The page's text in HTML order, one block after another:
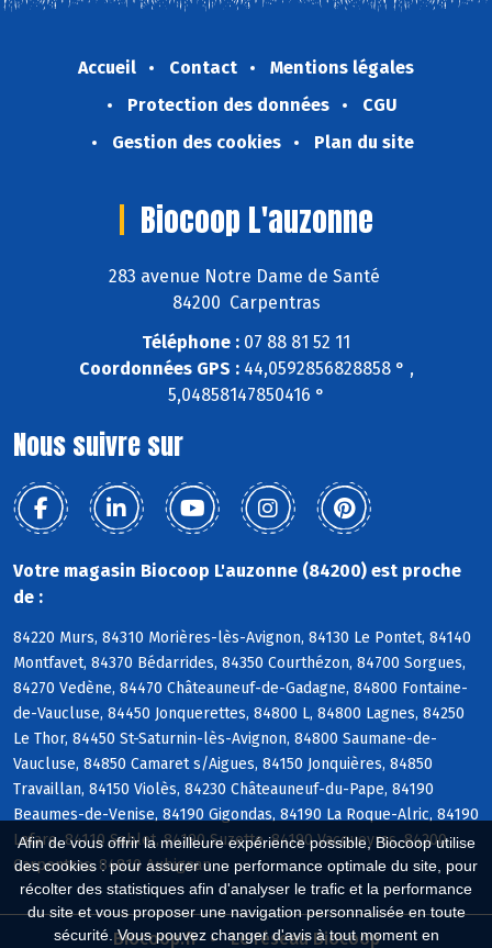
Afin de vous offrir la meilleure expérience possible, Biocoop utilise
des cookies : pour assurer une performance optimale du site, pour
récolter des statistiques afin d'analyser le trafic et la performance
du site et vous proposer une navigation personnalisée en toute
sécurité. Vous pouvez changer d'avis à tout moment en
Accueil Contact
Mentions légales
Protection des données
CGU
Gestion des cookies
Plan du site
Biocoop L'auzonne
283 avenue Notre Dame de Santé
84200 Carpentras
Téléphone : 07 88 81 52 11
Coordonnées GPS :44,0592856828858 ° ,
5,04858147850416 °
Nous suivre sur
Votre magasin Biocoop L'auzonne (84200) est proche
de :
84220 Murs, 84310 Morières-lès-Avignon, 84130 Le Pontet, 84140
Montfavet, 84370 Bédarrides, 84350 Courthézon, 84700 Sorgues,
84270 Vedène, 84470 Châteauneuf-de-Gadagne, 84800 Fontaine-
de-Vaucluse, 84450 Jonquerettes, 84800 L, 84800 Lagnes, 84250
Le Thor, 84450 St-Saturnin-lès-Avignon, 84800 Saumane-de-
Vaucluse, 84850 Camaret s/Aigues, 84150 Jonquières, 84850
Travaillan, 84150 Violès, 84230 Châteauneuf-du-Pape, 84190
Beaumes-de-Venise, 84190 Gigondas, 84190 La Roque-Alric, 84190
Lafare, 84110 Sablet, 84190 Suzette, 84190 Vacqueyras, 84200
Carpentras, 84810 Aubignan
Biocoop.fr Le réseau Biocoop